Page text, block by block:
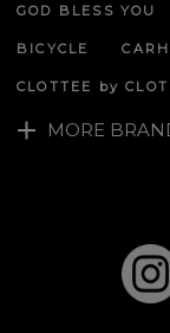
GOD BLESS YOU
BICYCLE
CLOTTEE by CLOT
MORE